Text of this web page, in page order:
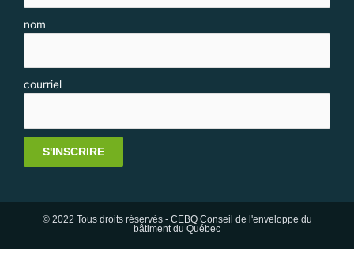
nom
courriel
S'INSCRIRE
© 2022 Tous droits réservés - CEBQ Conseil de l'enveloppe du
bâtiment du Québec